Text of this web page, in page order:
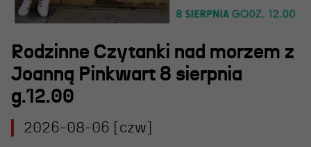
Rodzinne Czytanki nad morzem z
Joanną Pinkwart 8 sierpnia
g.12.00
2026-08-06 [czw]